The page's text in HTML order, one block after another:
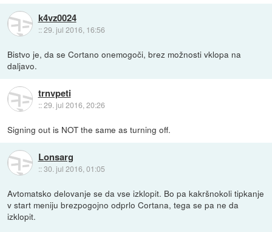
k4vz0024
::29. jul 2016, 16:56
Bistvo je, da se Cortano onemogoči, brez možnosti vklopa na
daljavo.
trnvpeti
::29. jul 2016, 20:26
Signing out is NOT the same as turning off.
Lonsarg
::30. jul 2016, 01:05
Avtomatsko delovanje se da vse izklopit. Bo pa kakršnokoli tipkanje
v start meniju brezpogojno odprlo Cortana, tega se pa ne da
izklopit.